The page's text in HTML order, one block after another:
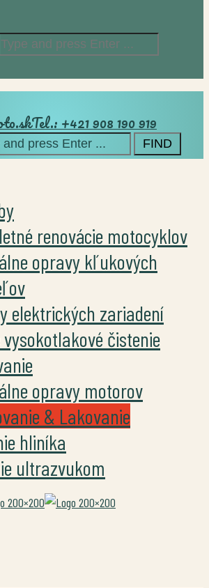
Tel.: +421 908 190 919
renovácie motocyklov
opravy kľukových
elektrických zariadení
vysokotlakové čistenie
opravy motorov
& Lakovanie
hliníka
ultrazvukom